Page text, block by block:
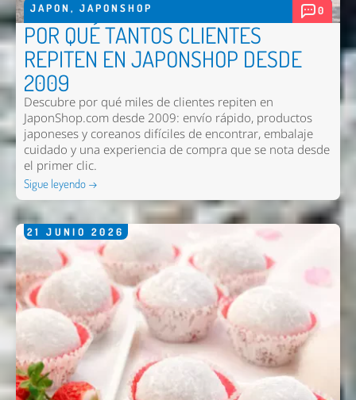
JAPON , JAPONSHOP 0
POR QUÉ TANTOS CLIENTES
REPITEN EN JAPONSHOP DESDE
2009
Descubre por qué miles de clientes repiten en
JaponShop.com desde 2009: envío rápido, productos
japoneses y coreanos difíciles de encontrar, embalaje
cuidado y una experiencia de compra que se nota desde
el primer clic.
Sigue leyendo →
21 JUNIO 2026
Email *
Comentario *